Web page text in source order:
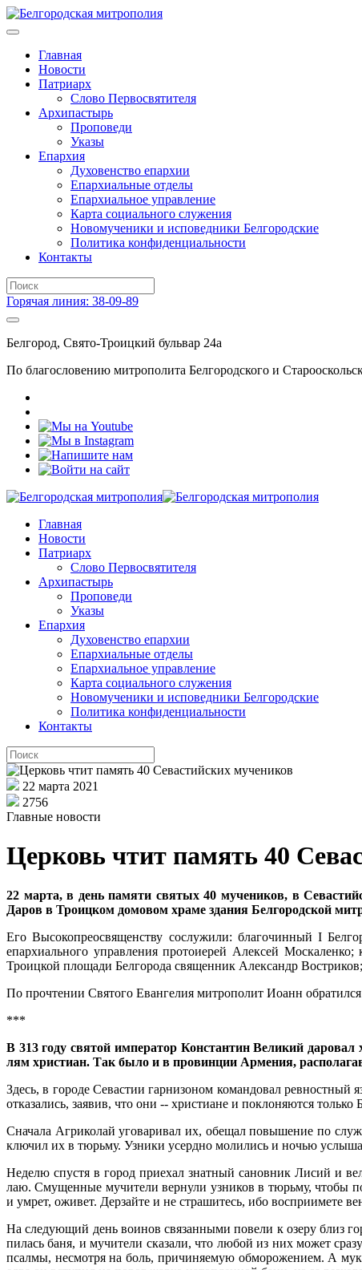
Главная
Новости
Патриарх
Слово Первосвятителя
Архипастырь
Проповеди
Указы
Епархия
Духовенство епархии
Епархиальные отделы
Епархиальное управление
Карта социального служения
Новомученики и исповедники Белгородские
Политика конфиденциальности
Контакты
Горячая линия: 38-09-89
Белгород, Свято-Троицкий бульвар 24а
По благословению митрополита Белгородского и
Главная
Новости
Патриарх
Слово Первосвятителя
Архипастырь
Проповеди
Указы
Епархия
Духовенство епархии
Епархиальные отделы
Епархиальное управление
Карта социального служения
Новомученики и исповедники Белгородские
Политика конфиденциальности
Контакты
22 марта 2021
2756
Главные новости
Церковь чтит память 40
22 марта, в день памяти святых 40 мучеников, в
Даров в Троицком домовом храме здания Белгородской
Его Высокопреосвященству сослужили: благочинный I
епархиального управления протоиерей Алексей
Троицкой площади Белгорода священник Александр
По прочтении Святого Евангелия митрополит Иоанн
***
В 313 го­ду свя­той им­пе­ра­тор Кон­стан­тин Ве­ли­кий
лям хри­сти­ан. Так бы­ло и в про­вин­ции Ар­ме­ния,
Здесь, в го­ро­де Се­ва­стии гар­ни­зо­ном ко­ман­до­вал
от­ка­за­лись, за­явив, что они -- хри­сти­ане и по­кло­ня­ют­ся толь­ко
Сна­ча­ла Аг­ри­ко­лай уго­ва­ри­вал их, обе­щал по­вы­ше­ние по
клю­чил их в тюрь­му. Уз­ни­ки усерд­но мо­ли­лись и но­чью
Неде­лю спу­стя в го­род при­е­хал знат­ный са­нов­ник Ли­сий и
лаю. Сму­щен­ные му­чи­те­ли вер­ну­ли уз­ни­ков в тюрь­му, чтобы
и умрет, ожи­вет. Дер­зай­те и не стра­ши­тесь, ибо вос­при­и­ме­те
На сле­ду­ю­щий день во­и­нов свя­зан­ны­ми по­ве­ли к озе­ру близ
пи­лась ба­ня, и му­чи­те­ли ска­за­ли, что лю­бой из них мо­жет
псал­мы, несмот­ря на боль, при­чи­ня­е­мую об­мо­ро­же­ни­ем. А